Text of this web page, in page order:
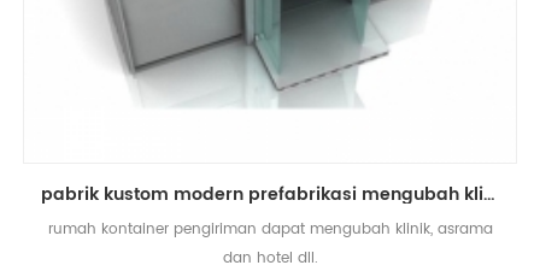
pabrik kustom modern prefabrikasi mengubah klinik pengiriman rumah kontainer
rumah kontainer pengiriman dapat mengubah klinik, asrama
dan hotel dll.